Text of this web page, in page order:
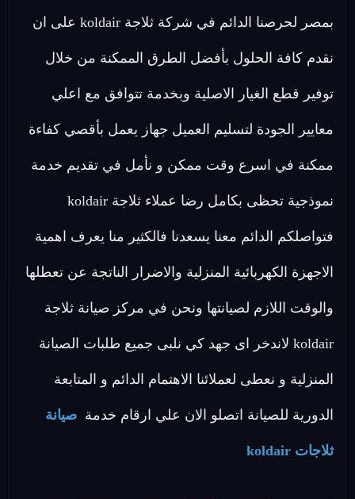
بمصر لحرصنا الدائم في شركة ثلاجة koldair على ان
نقدم كافة الحلول بأفضل الطرق الممكنة من خلال
توفير قطع الغيار الاصلية وبخدمة تتوافق مع اعلي
معايير الجودة لتسليم العميل جهاز يعمل بأقصي كفاءة
ممكنة في اسرع وقت ممكن و نأمل في تقديم خدمة
نموذجية تحظى بكامل رضا عملاء ثلاجة koldair
فتواصلكم الدائم معنا يسعدنا فالكثير منا يعرف اهمية
الاجهزة الكهربائية المنزلية والاضرار الناتجة عن تعطلها
والوقت اللازم لصيانتها ونحن في مركز صيانة ثلاجة
koldair لاندخر اى جهد كي نلبى جميع طلبات الصيانة
المنزلية و نعطى لعملائنا الاهتمام الدائم و المتابعة
الدورية للصيانة اتصلو الان علي ارقام خدمة صيانة
ثلاجات koldair